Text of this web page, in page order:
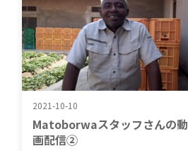
2021-10-10
Matoborwaスタッフさんの動
画配信②